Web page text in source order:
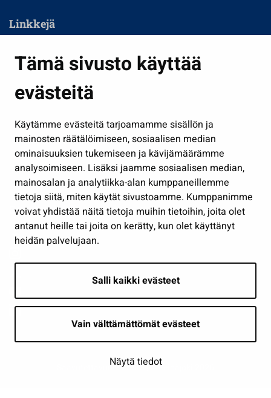
Tämä sivusto käyttää
evästeitä
Käytämme evästeitä tarjoamamme sisällön ja
mainosten räätälöimiseen, sosiaalisen median
ominaisuuksien tukemiseen ja kävijämäärämme
analysoimiseen. Lisäksi jaamme sosiaalisen median,
mainosalan ja analytiikka-alan kumppaneillemme
tietoja siitä, miten käytät sivustoamme. Kumppanimme
voivat yhdistää näitä tietoja muihin tietoihin, joita olet
antanut heille tai joita on kerätty, kun olet käyttänyt
heidän palvelujaan.
Salli kaikki evästeet
Vain välttämättömät evästeet
Näytä tiedot
Linkkejä
Kasvatus ja opetus
Kulttuuri ja liikunta
Työ ja yrittäminen
Osallistu ja asioi
Näytä omat evästeasetukseni
Seuraa meitä
Saavutettavuusseloste | © Seinäjoki 2026